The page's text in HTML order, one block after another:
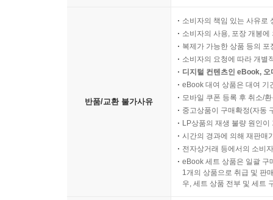
는 그 가능성의 면에서 자유롭지만 현실에서는
는 것은 -여러분이 보셨듯이 저는 저의 약속을 지
명하게 관계 맺는 모든 행위를 말합니다. 마지막
델에 따르면, 주체는 자기 자신을 의식하고 있으
이 이 동일성의 억압에 종속되는 한 부자유스러
체로 자유로운데, 왜냐하면 그들은 그들보다 강
서 벗어나 있기 때문입니다. 인격성은 자유의 캐
동일성 강압과 완전히 다른 것이 아니라, 언제나
텍스트의 발행 과정에서 편집자는 마치 아도르
수행한 것처럼 작업하기 위해 노력했다. 특히 시
반품/교환 불가사유
소비자의 책임 있는 사유로
소비자의 사용, 포장 개봉
복제가 가능한 상품 등의
소비자의 요청에 따라 개별
디지털 컨텐츠인 eBook,
eBook 대여 상품은 대여 기
모바일 쿠폰 등록 후 취소/
중고상품이 구매확정(자동
LP상품의 재생 불량 원인
시간의 경과에 의해 재판매
전자상거래 등에서의 소비
eBook 세트 상품은 일괄 구
1개의 상품으로 취급 및 판
우, 세트 상품 전부 및 세트